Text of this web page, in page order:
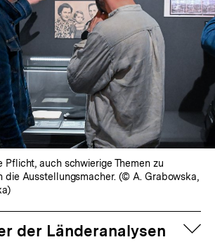
Pflicht, auch schwierige Themen zu
die Ausstellungsmacher. (© A. Grabowska,
der Länderanalysen